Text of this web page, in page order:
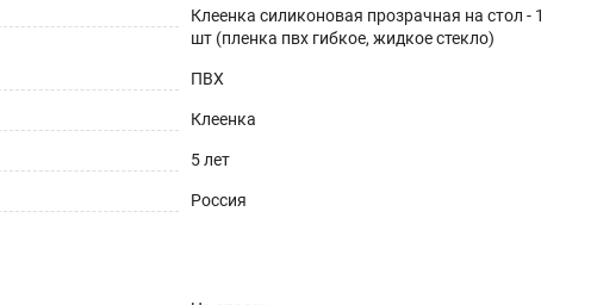
внешнего вида. Для производства используется
(максимум до 70°С).
Клеенка силиконовая прозрачная на стол - 1
шт (пленка пвх гибкое, жидкое стекло)
ПВХ
Клеенка
5 лет
Россия